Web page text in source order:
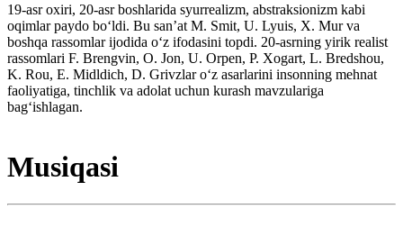
19-asr oxiri, 20-asr boshlarida syurrealizm, abstraksionizm kabi
oqimlar paydo boʻldi. Bu sanʼat M. Smit, U. Lyuis, X. Mur va
boshqa rassomlar ijodida oʻz ifodasini topdi. 20-asrning yirik realist
rassomlari F. Brengvin, O. Jon, U. Orpen, P. Xogart, L. Bredshou,
K. Rou, E. Midldich, D. Grivzlar oʻz asarlarini insonning mehnat
faoliyatiga, tinchlik va adolat uchun kurash mavzulariga
bagʻishlagan.
Musiqasi